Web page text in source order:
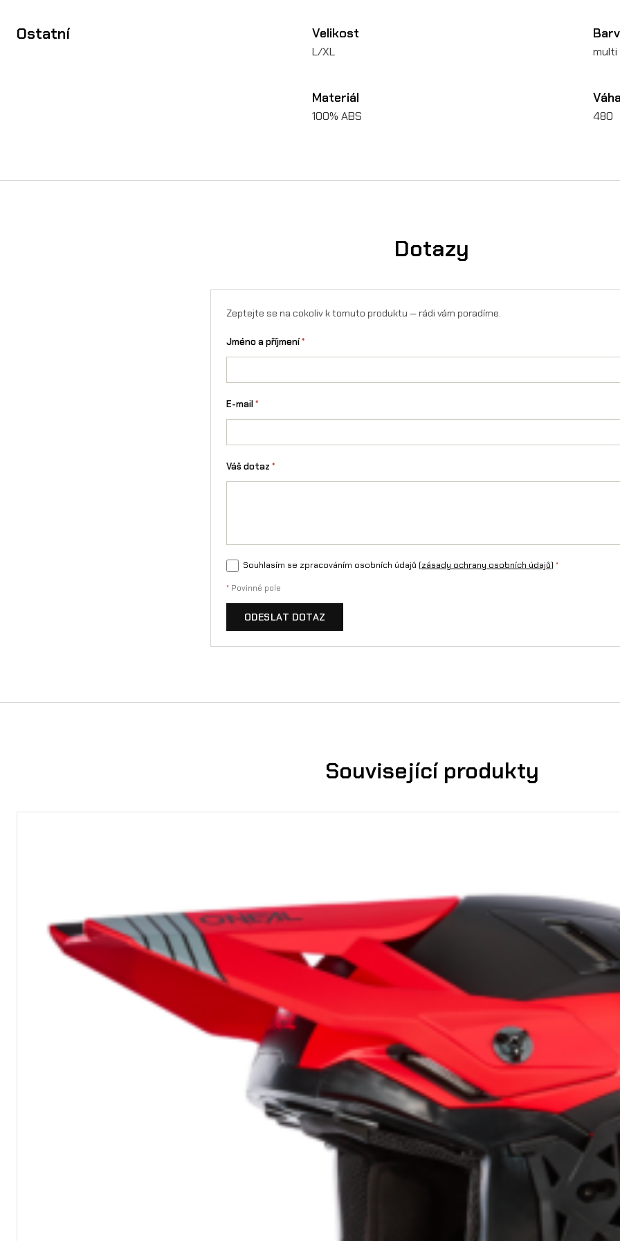
Ostatní Velikost
L/XL multi
Materiál
100% ABS 480
Dotazy
Zeptejte se na cokoliv k tomuto produktu — rádi vám poradíme.
Jméno a příjmení*
E-mail*
Váš dotaz *
Souhlasím se zpracováním osobních údajů (zásady ochrany osobních údajů) *
* Povinné pole
ODESLAT DOTAZ
Související produkty